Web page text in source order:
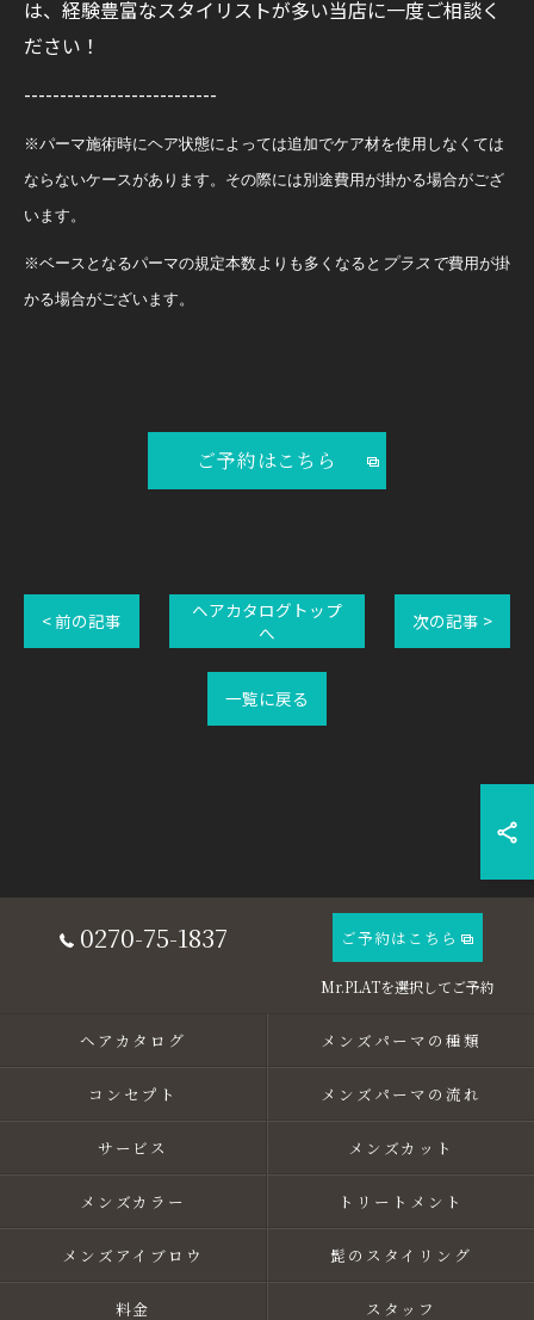
は、経験豊富なスタイリストが多い当店に一度ご相談く
ださい！
---------------------------
※パーマ施術時にヘア状態によっては追加でケア材を使用しなくては
ならないケースがあります。その際には別途費用が掛かる場合がござ
います。
※ベースとなるパーマの規定本数よりも多くなると プラスで費用が掛
かる場合がございます。
ご予約はこちら
< 前の記事
ヘアカタログトップ
へ
次の記事 >
一覧に戻る
0270-75-1837 ご予約はこちら
ヘアカタログ メンズパーマの種類
コンセプト メンズパーマの流れ
サービス メンズカット
メンズカラー トリートメント
メンズアイブロウ 髭のスタイリング
料金 スタッフ